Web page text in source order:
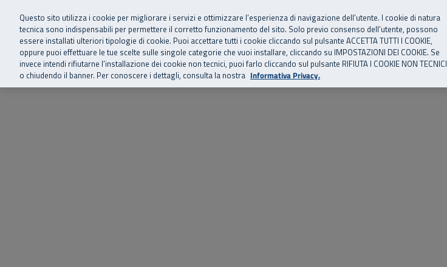
Vai al menu principale
Vai al contenuto principale
Vai al Footer
SuperAbile - il Contact Center Inail per il mondo della disabilità
Home Chi siamo Storie, news ed eventi Risorse utili Supporto
Questo sito utilizza i cookie per migliorare i servizi e ottimizzare l’esperienza di navigazione dell’utente. I cookie di natura
tecnica sono indispensabili per permettere il corretto funzionamento del sito. Solo previo consenso dell’utente, possono
essere installati ulteriori tipologie di cookie. Puoi accettare tutti i cookie cliccando sul pulsante ACCETTA TUTTI I COOKIE,
oppure puoi effettuare le tue scelte sulle singole categorie che vuoi installare, cliccando su IMPOSTAZIONI DEI COOKIE. Se
invece intendi rifiutarne l’installazione dei cookie non tecnici, puoi farlo cliccando sul pulsante RIFIUTA I COOKIE NON TECNICI
o chiudendo il banner. Per conoscere i dettagli, consulta la nostra Informativa Privacy.